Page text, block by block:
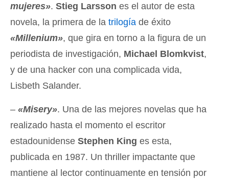
mujeres». Stieg Larsson es el autor de esta
novela, la primera de la trilogía de éxito
«Millenium», que gira en torno a la figura de un
periodista de investigación, Michael Blomkvist,
y de una hacker con una complicada vida,
Lisbeth Salander.
– «Misery». Una de las mejores novelas que ha
realizado hasta el momento el escritor
estadounidense Stephen King es esta,
publicada en 1987. Un thriller impactante que
mantiene al lector continuamente en tensión por